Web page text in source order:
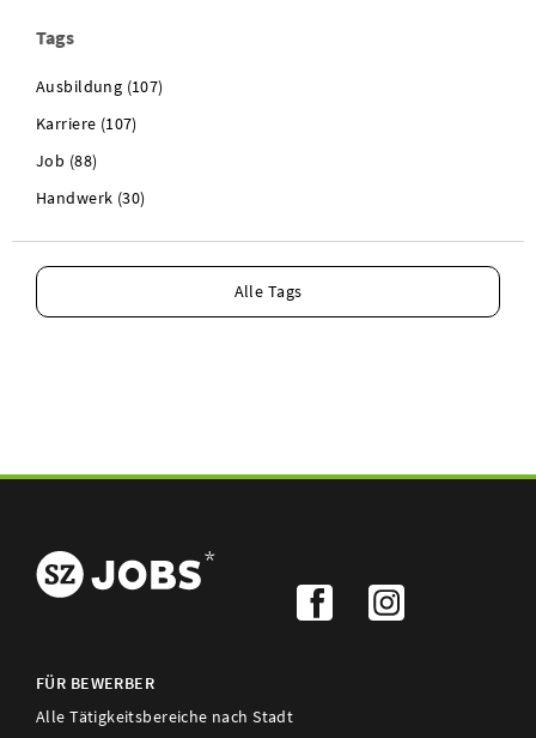
Tags
Ausbildung (107)
Karriere (107)
Job (88)
Handwerk (30)
Alle Tags
FÜR BEWERBER
Alle Tätigkeitsbereiche nach Stadt